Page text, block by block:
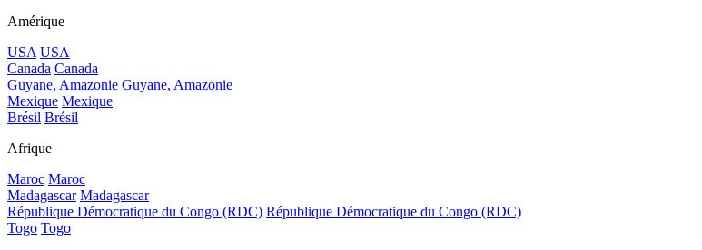
Amérique
USA USA
Canada Canada
Guyane, Amazonie Guyane, Amazonie
Mexique Mexique
Brésil Brésil
Afrique
Maroc Maroc
Madagascar Madagascar
République Démocratique du Congo (RDC) République Démocratique du Congo (RDC)
Togo Togo